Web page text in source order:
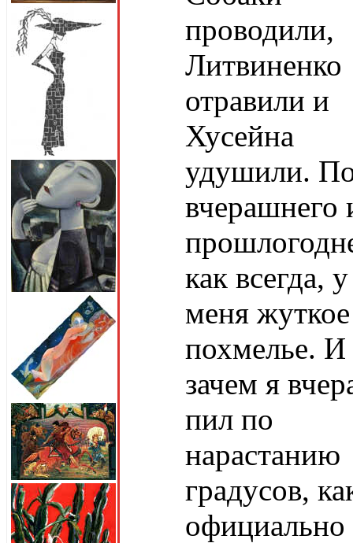
проводили,
Литвиненко
отравили и
Хусейна
удушили.
вчерашнего
как всегда, у
меня жуткое
похмелье. И
зачем я
пил по
нарастанию
градусов,
официально